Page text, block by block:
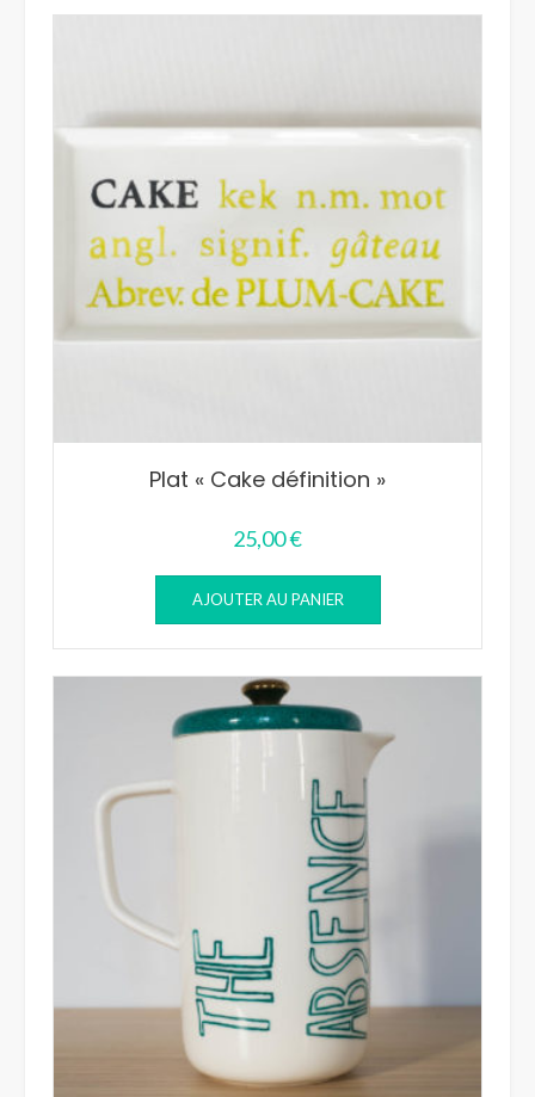
Plat « Cake définition »
25,00€
AJOUTER AU PANIER